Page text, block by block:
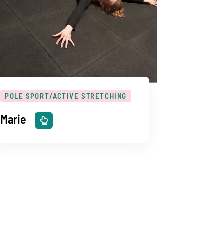
POLE SPORT/ACTIVE STRETCHING
Marie